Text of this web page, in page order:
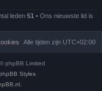
leden 51 • Ons nieuwste lid is
Alle tijden zijn UTC+02:00
phpBB Limited
Styles